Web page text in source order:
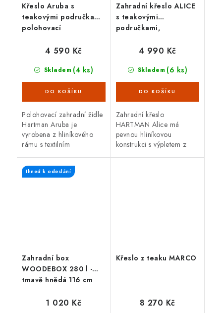
Křeslo Aruba s
teakovými područkami,
polohovací
Skladem (4 ks)
4 590 Kč
Polohovací zahradní židle
Hartman Aruba je
vyrobena z hliníkového
rámu s textilním
materiálem odolným vůči
povětrnostním vlivům a
Zahradní křeslo ALICE
s teakovými
područkami,
Skladem (6 ks)
4 990 Kč
Zahradní křeslo
HARTMAN Alice má
pevnou hliníkovou
konstrukci s výpletem z
Zahradní box
WOODEBOX 280 l -
tmavě hnědá 116 cm
Ihned k odeslání
1 020 Kč
Křeslo z teaku MARCO
8 270 Kč